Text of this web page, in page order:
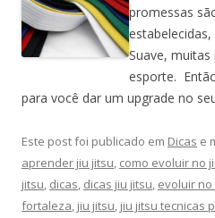
promessas
Suave,
esporte.
para você dar um upgrade no
Este post foi publicado em Dicas e
aprender jiu jitsu, como evoluir no
jitsu, dicas, dicas jiu jitsu, evoluir no
fortaleza, jiu jitsu, jiu jitsu tecnicas